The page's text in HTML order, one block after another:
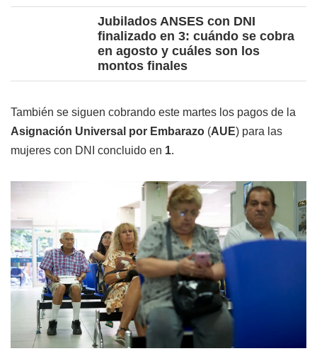
Jubilados ANSES con DNI
finalizado en 3: cuándo se cobra
en agosto y cuáles son los
montos finales
También se siguen cobrando este martes los pagos de la
Asignación Universal por Embarazo (AUE) para las
mujeres con DNI concluido en 1.